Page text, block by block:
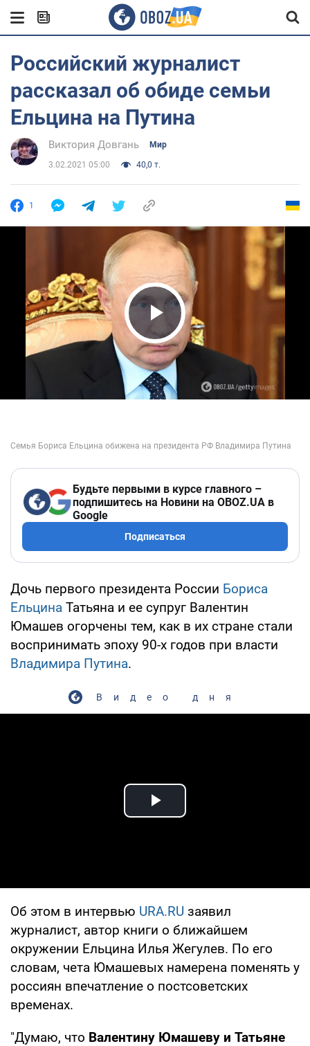
Российский журналист
рассказал об обиде семьи
Ельцина на Путина
Виктория Довгань Мир
3.02.2021 05:00 40,0 т.
1
Play Video
Будьте первыми в курсе главного –
подпишитесь на Новини на OBOZ.UA в
Google
Подписаться
Дочь первого президента России Бориса
Ельцина Татьяна и ее супруг Валентин
Юмашев огорчены тем, как в их стране стали
воспринимать эпоху 90-х годов при власти
Владимира Путина.
Видео дня
Play Video
Об этом в интервью URA.RU заявил
журналист, автор книги о ближайшем
окружении Ельцина Илья Жегулев. По его
словам, чета Юмашевых намерена поменять у
россиян впечатление о постсоветских
временах.
"Думаю, что Валентину Юмашеву и Татьяне